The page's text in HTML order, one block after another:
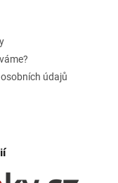
údajů